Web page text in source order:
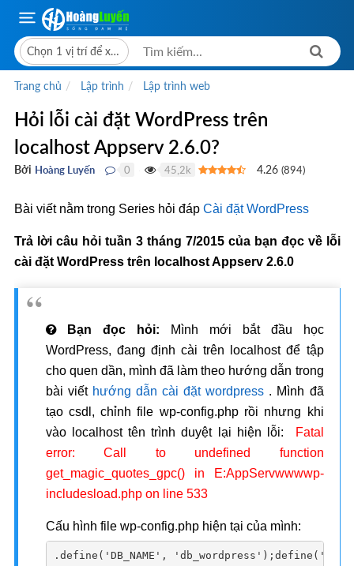
Chọn 1 vị trí để xem giá bán
Trang chủ Lập trình Lập trình web
Hỏi lỗi cài đặt WordPress trên
localhost Appserv 2.6.0?
Bởi Hoàng Luyến 0 45,2k 4.26 (894)
Bài viết nằm trong Series hỏi đáp Cài đặt WordPress
Trả lời câu hỏi tuần 3 tháng 7/2015 của bạn đọc về lỗi
cài đặt WordPress trên localhost Appserv 2.6.0
Bạn đọc hỏi:
Mình mới bắt đầu học
WordPress, đang định cài trên localhost để tập
cho quen dần, mình đã làm theo hướng dẫn trong
bài viết hướng dẫn cài đặt wordpress . Mình đã
tạo csdl, chỉnh file wp-config.php rồi nhưng khi
vào localhost tên trình duyệt lại hiện lỗi:
Fatal
error: Call to undefined function
get_magic_quotes_gpc() in E:AppServwwwwp-
includesload.php on line 533
Cấu hình file wp-config.php hiện tại của mình:
.define('DB_NAME',